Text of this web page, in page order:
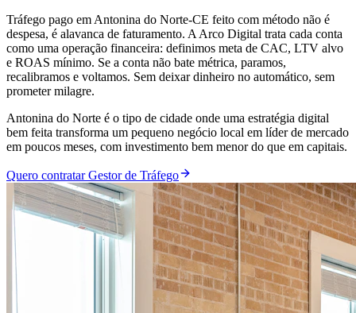
Tráfego pago em Antonina do Norte-CE feito com método não é
despesa, é alavanca de faturamento. A Arco Digital trata cada conta
como uma operação financeira: definimos meta de CAC, LTV alvo
e ROAS mínimo. Se a conta não bate métrica, paramos,
recalibramos e voltamos. Sem deixar dinheiro no automático, sem
prometer milagre.
Antonina do Norte é o tipo de cidade onde uma estratégia digital
bem feita transforma um pequeno negócio local em líder de mercado
em poucos meses, com investimento bem menor do que em capitais.
Quero contratar Gestor de Tráfego